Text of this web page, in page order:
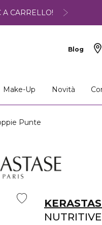
A CARRELLO!
Blog
Make-Up Novità
Punte
NUTRITIVE